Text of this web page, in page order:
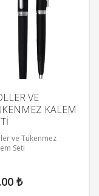
VE
KALEM
ve Tükenmez
Seti
₺